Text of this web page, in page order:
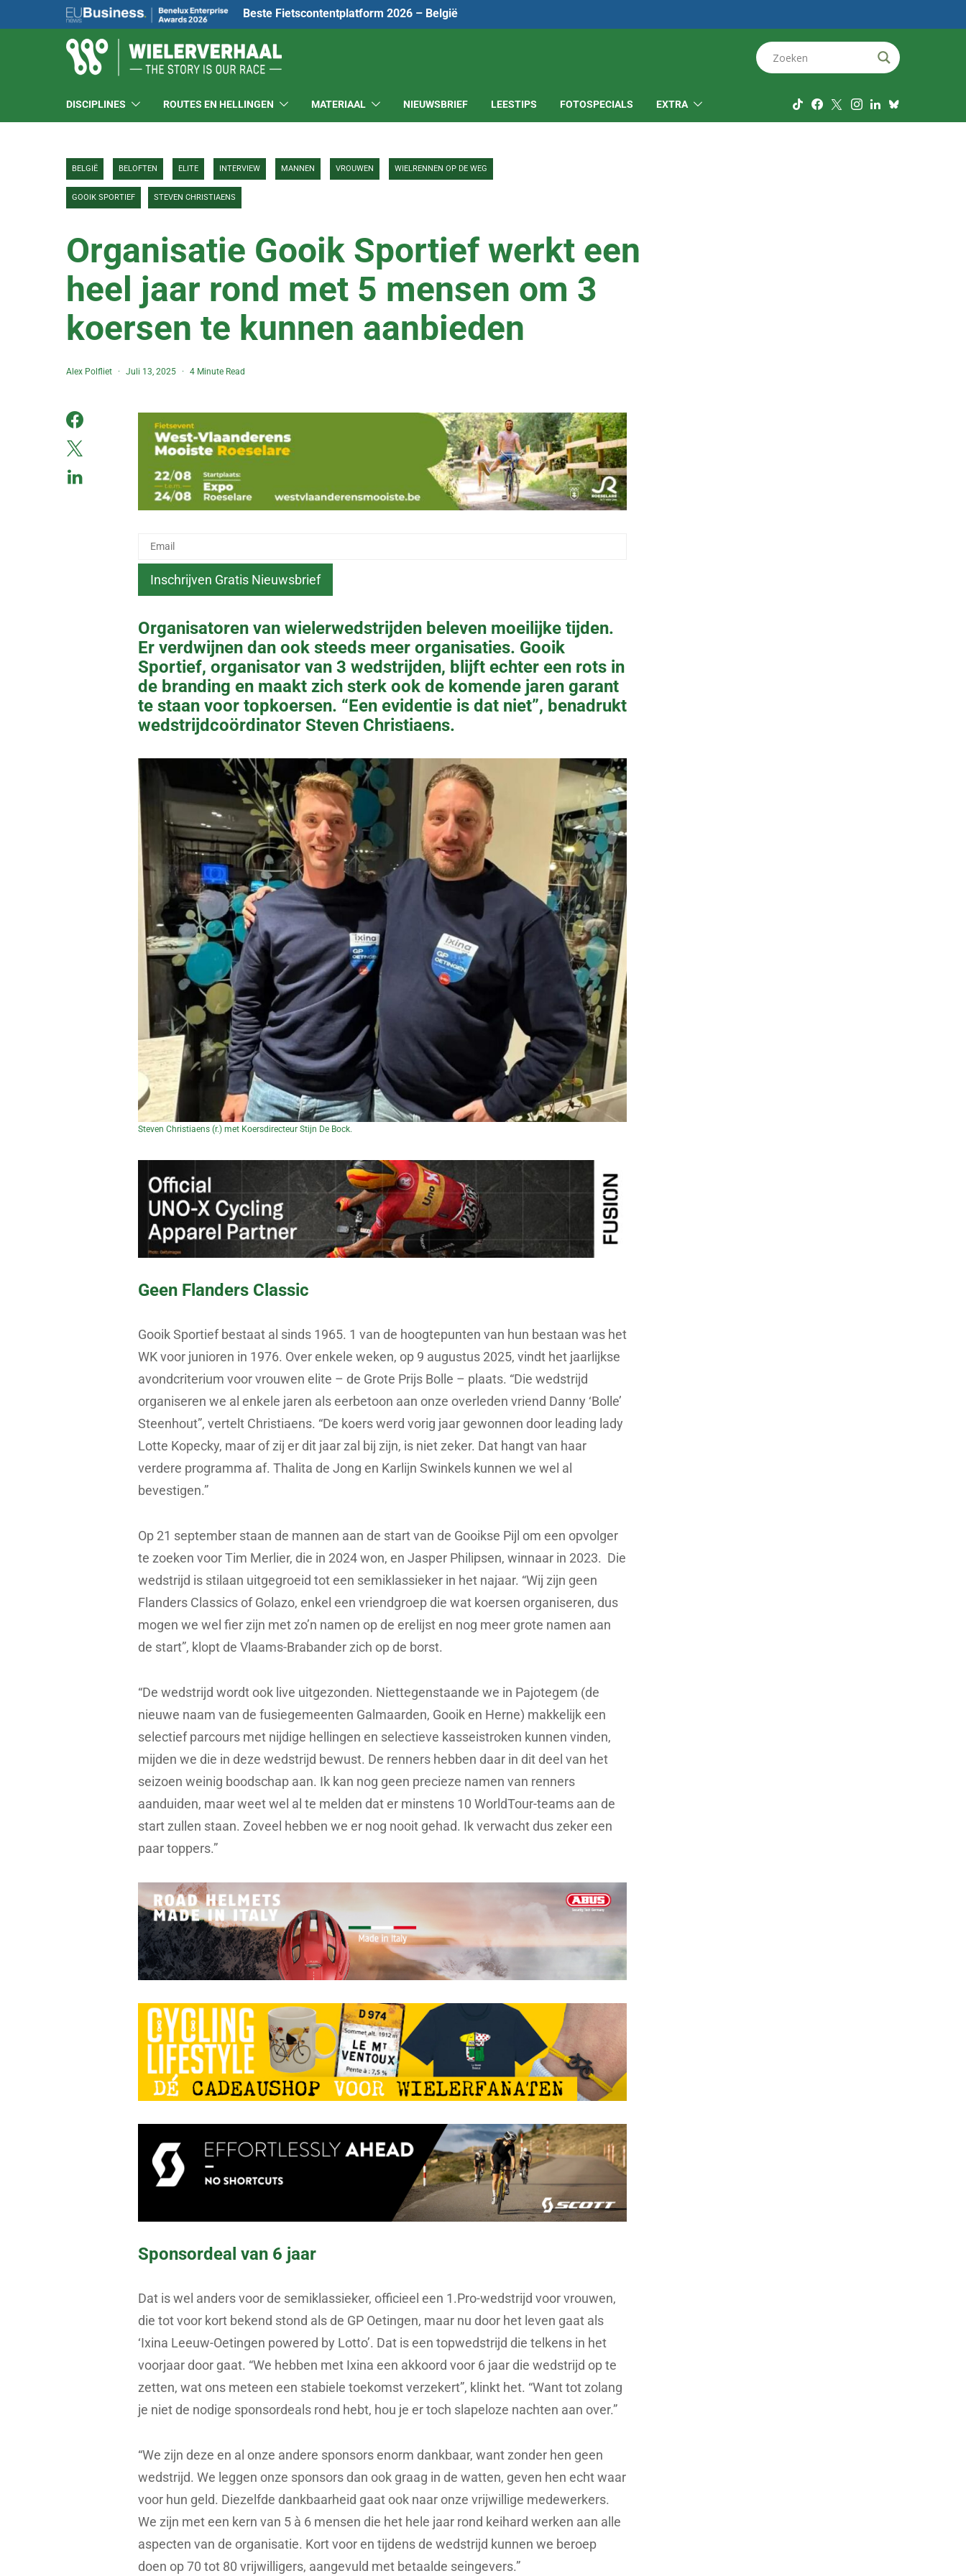
Beste Fietscontentplatform 2026 – België
DISCIPLINES ROUTES EN HELLINGEN MATERIAAL NIEUWSBRIEF LEESTIPS FOTOSPECIALS EXTRA
BELGIË BELOFTEN ELITE INTERVIEW MANNEN VROUWEN WIELRENNEN OP DE WEG
GOOIK SPORTIEF STEVEN CHRISTIAENS
Organisatie Gooik Sportief werkt een
heel jaar rond met 5 mensen om 3
koersen te kunnen aanbieden
Alex Polfliet Juli 13, 2025 4 Minute Read
Organisatoren van wielerwedstrijden beleven moeilijke tijden.
Er verdwijnen dan ook steeds meer organisaties. Gooik
Sportief, organisator van 3 wedstrijden, blijft echter een rots in
de branding en maakt zich sterk ook de komende jaren garant
te staan voor topkoersen. “Een evidentie is dat niet”, benadrukt
wedstrijdcoördinator Steven Christiaens.
Steven Christiaens (r.) met Koersdirecteur Stijn De Bock.
Geen Flanders Classic
Gooik Sportief bestaat al sinds 1965. 1 van de hoogtepunten van hun bestaan was het
WK voor junioren in 1976. Over enkele weken, op 9 augustus 2025, vindt het jaarlijkse
avondcriterium voor vrouwen elite – de Grote Prijs Bolle – plaats. “Die wedstrijd
organiseren we al enkele jaren als eerbetoon aan onze overleden vriend Danny ‘Bolle’
Steenhout”, vertelt Christiaens. “De koers werd vorig jaar gewonnen door leading lady
Lotte Kopecky, maar of zij er dit jaar zal bij zijn, is niet zeker. Dat hangt van haar
verdere programma af. Thalita de Jong en Karlijn Swinkels kunnen we wel al
bevestigen.”
Op 21 september staan de mannen aan de start van de Gooikse Pijl om een opvolger
te zoeken voor Tim Merlier, die in 2024 won, en Jasper Philipsen, winnaar in 2023. Die
wedstrijd is stilaan uitgegroeid tot een semiklassieker in het najaar. “Wij zijn geen
Flanders Classics of Golazo, enkel een vriendgroep die wat koersen organiseren, dus
mogen we wel fier zijn met zo’n namen op de erelijst en nog meer grote namen aan
de start”, klopt de Vlaams-Brabander zich op de borst.
“De wedstrijd wordt ook live uitgezonden. Niettegenstaande we in Pajotegem (de
nieuwe naam van de fusiegemeenten Galmaarden, Gooik en Herne) makkelijk een
selectief parcours met nijdige hellingen en selectieve kasseistroken kunnen vinden,
mijden we die in deze wedstrijd bewust. De renners hebben daar in dit deel van het
seizoen weinig boodschap aan. Ik kan nog geen precieze namen van renners
aanduiden, maar weet wel al te melden dat er minstens 10 WorldTour-teams aan de
start zullen staan. Zoveel hebben we er nog nooit gehad. Ik verwacht dus zeker een
paar toppers.”
Sponsordeal van 6 jaar
Dat is wel anders voor de semiklassieker, officieel een 1.Pro-wedstrijd voor vrouwen,
die tot voor kort bekend stond als de GP Oetingen, maar nu door het leven gaat als
‘Ixina Leeuw-Oetingen powered by Lotto’. Dat is een topwedstrijd die telkens in het
voorjaar door gaat. “We hebben met Ixina een akkoord voor 6 jaar die wedstrijd op te
zetten, wat ons meteen een stabiele toekomst verzekert”, klinkt het. “Want tot zolang
je niet de nodige sponsordeals rond hebt, hou je er toch slapeloze nachten aan over.”
“We zijn deze en al onze andere sponsors enorm dankbaar, want zonder hen geen
wedstrijd. We leggen onze sponsors dan ook graag in de watten, geven hen echt waar
voor hun geld. Diezelfde dankbaarheid gaat ook naar onze vrijwillige medewerkers.
We zijn met een kern van 5 à 6 mensen die het hele jaar rond keihard werken aan alle
aspecten van de organisatie. Kort voor en tijdens de wedstrijd kunnen we beroep
doen op 70 tot 80 vrijwilligers, aangevuld met betaalde seingevers.”